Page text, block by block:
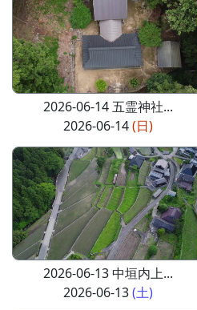
2026-06-14 五霊神社...
2026-06-14(日)
2026-06-13 中垣内上...
2026-06-13(土)